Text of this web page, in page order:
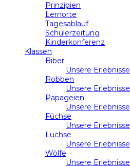
Prinzipien
Lernorte
Tagesablauf
Schülerzeitung
Kinderkonferenz
Klassen
Biber
Unsere Erlebnisse
Robben
Unsere Erlebnisse
Papageien
Unsere Erlebnisse
Füchse
Unsere Erlebnisse
Luchse
Unsere Erlebnisse
Wölfe
Unsere Erlebnisse